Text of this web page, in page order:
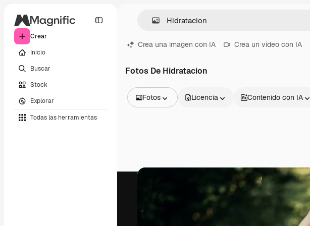
Crear
Inicio
Buscar
Stock
Explorar
Todas las herramientas
Crea una imagen con IA Crea un vídeo con IA
Fotos De Hidratacion
Fotos
Vídeos
Plantillas de vídeos
Modelos 3D
Licencia Contenido con IA